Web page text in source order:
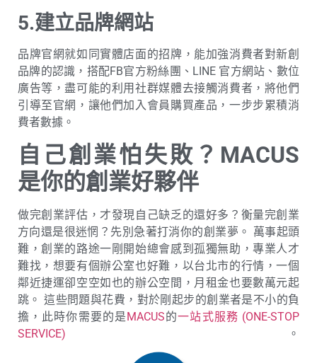
5.建立品牌網站
品牌官網就如同實體店面的招牌，能加強消費者對新創
品牌的認識，搭配FB官方粉絲團、LINE 官方網站、數位
廣告等，盡可能的利用社群媒體去接觸消費者，將他們
引導至官網，讓他們加入會員購買產品，一步步累積消
費者數據。
自己創業怕失敗？MACUS
是你的創業好夥伴
做完創業評估，才發現自己缺乏的還好多？衡量完創業
方向還是很迷惘？先別急著打消你的創業夢。 萬事起頭
難，創業的路途一剛開始總會感到孤獨無助，專業人才
難找，想要有個辦公室也好難，以台北市的行情，一個
鄰近捷運卻空空如也的辦公空間，月租金也要數萬元起
跳。 這些問題與花費，對於剛起步的創業者是不小的負
擔，此時你需要的是MACUS的一站式服務 (ONE-STOP
SERVICE) 。